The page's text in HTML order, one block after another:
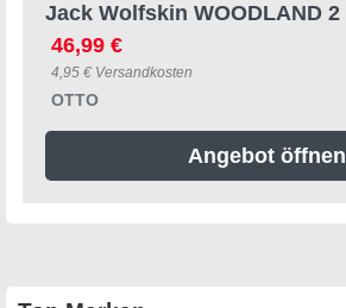
46,99 €
4,95 € Versandkosten
OTTO
Angebot öffnen